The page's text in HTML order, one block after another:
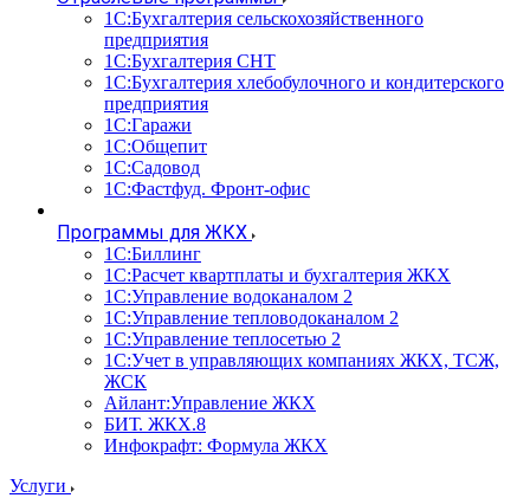
1С:Бухгалтерия сельскохозяйственного
предприятия
1С:Бухгалтерия СНТ
1С:Бухгалтерия хлебобулочного и кондитерского
предприятия
1С:Гаражи
1С:Общепит
1С:Садовод
1С:Фастфуд. Фронт-офис
Программы для ЖКХ
1С:Биллинг
1С:Расчет квартплаты и бухгалтерия ЖКХ
1С:Управление водоканалом 2
1С:Управление тепловодоканалом 2
1С:Управление теплосетью 2
1С:Учет в управляющих компаниях ЖКХ, ТСЖ,
ЖСК
Айлант:Управление ЖКХ
БИТ. ЖКХ.8
Инфокрафт: Формула ЖКХ
Услуги